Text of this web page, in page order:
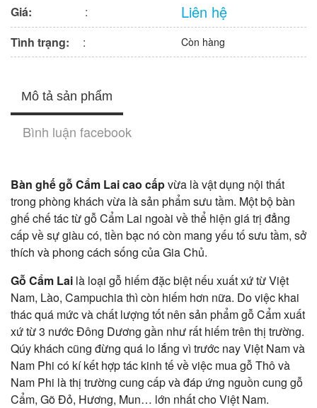
Giá: : Liên hệ
Tình trạng: : Còn hàng
Mô tả sản phẩm
Bình luận facebook
Bàn ghế gỗ Cẩm Lai cao cấpvừa là vật dụng nội thất
trong phòng khách vừa là sản phẩm sưu tầm. Một bộ bàn
ghế chế tác từ gỗ Cẩm Lai ngoài về thể hiện giá trị đẳng
cấp về sự giàu có, tiền bạc nó còn mang yếu tố sưu tầm, sở
thích và phong cách sống của Gia Chủ.
Gỗ Cẩm Lai là loại gỗ hiếm đặc biệt nếu xuất xứ từ Việt
Nam, Lào, Campuchia thì còn hiếm hơn nữa. Do việc khai
thác quá mức và chất lượng tốt nên sản phẩm gỗ Cẩm xuất
xứ từ 3 nước Đông Dương gần như rất hiếm trên thị trường.
Qúy khách cũng đừng quá lo lắng vì trước nay Việt Nam và
Nam Phi có kí kết hợp tác kinh tế về việc mua gỗ Thô và
Nam Phi là thị trường cung cấp và đáp ứng nguồn cung gỗ
Cẩm, Gõ Đỏ, Hương, Mun… lớn nhất cho Việt Nam.